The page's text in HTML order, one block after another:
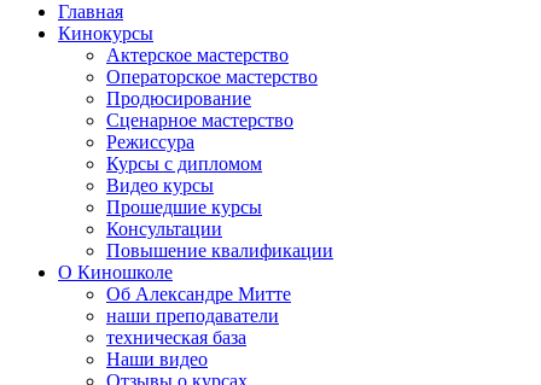
Главная
Кинокурсы
Актерское мастерство
Операторское мастерство
Продюсирование
Сценарное мастерство
Режиссура
Курсы с дипломом
Видео курсы
Прошедшие курсы
Консультации
Повышение квалификации
О Киношколе
Об Александре Митте
наши преподаватели
техническая база
Наши видео